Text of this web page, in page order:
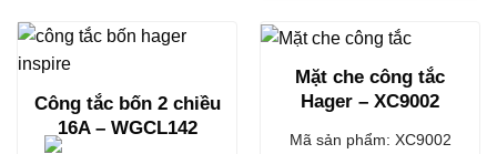
Công tắc bốn 2 chiều
16A – WGCL142
Mặt che công tắc
Hager – XC9002
Mã sản phẩm: XC9002